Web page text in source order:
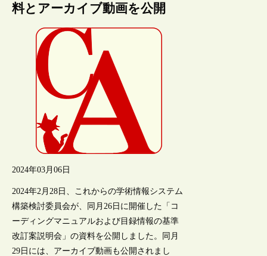
料とアーカイブ動画を公開
2024年03月06日
2024年2月28日、これからの学術情報システム
構築検討委員会が、同月26日に開催した「コ
ーディングマニュアルおよび目録情報の基準
改訂案説明会」の資料を公開しました。同月
29日には、アーカイブ動画も公開されまし